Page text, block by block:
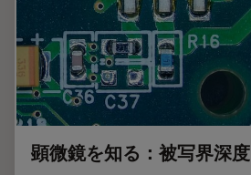
顕微鏡を知る：被写界深度